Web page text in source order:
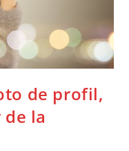
de profil,
la